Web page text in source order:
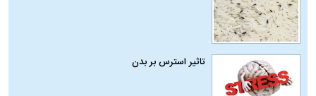
تاثیر استرس بر بدن